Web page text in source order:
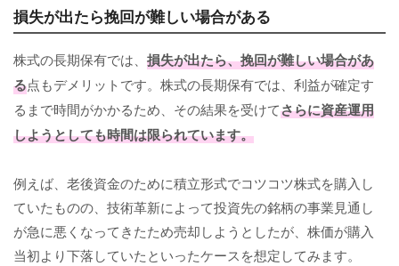
損失が出たら挽回が難しい場合がある
株式の長期保有では、 損失が出たら、挽回が難しい場合があ
る点もデメリットです。株式の長期保有では、利益が確定す
るまで時間がかかるため、その結果を受けてさらに資産運用
しようとしても時間は限られています。
例えば、老後資金のために積立形式でコツコツ株式を購入し
ていたものの、技術革新によって投資先の銘柄の事業見通し
が急に悪くなってきたため売却しようとしたが、株価が購入
当初より下落していたといったケースを想定してみます。